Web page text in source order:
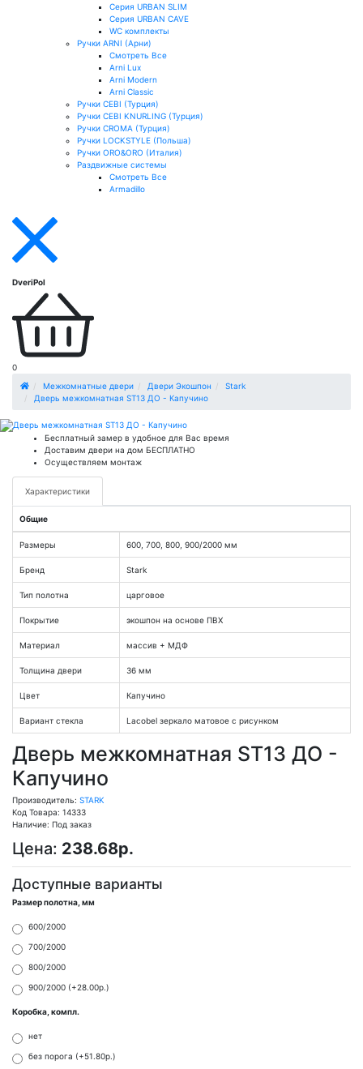
Серия URBAN SLIM
Серия URBAN CAVE
WC комплекты
Ручки ARNI (Арни)
Смотреть Все
Arni Lux
Arni Modern
Arni Classic
Ручки CEBI (Турция)
Ручки CEBI KNURLING (Турция)
Ручки CROMA (Турция)
Ручки LOCKSTYLE (Польша)
Ручки ORO&ORO (Италия)
Раздвижные системы
Смотреть Все
Armadillo
DveriPol
0
Межкомнатные двери
Двери Экошпон
Stark
Дверь межкомнатная ST13 ДО - Капучино
Бесплатный замер в удобное для Вас время
Доставим двери на дом БЕСПЛАТНО
Осуществляем монтаж
Характеристики
Общие
Размеры 600, 700, 800, 900/2000 мм
Бренд Stark
Тип полотна царговое
Покрытие экошпон на основе ПВХ
Материал массив + МДФ
Толщина двери 36 мм
Цвет Капучино
Вариант стекла Lacobel зеркало матовое с рисунком
Дверь межкомнатная ST13 ДО -
Капучино
Производитель: STARK
Код Товара: 14333
Наличие: Под заказ
Цена: 238.68р.
Доступные варианты
Размер полотна, мм
600/2000
700/2000
800/2000
900/2000 (+28.00р.)
Коробка, компл.
нет
без порога (+51.80р.)